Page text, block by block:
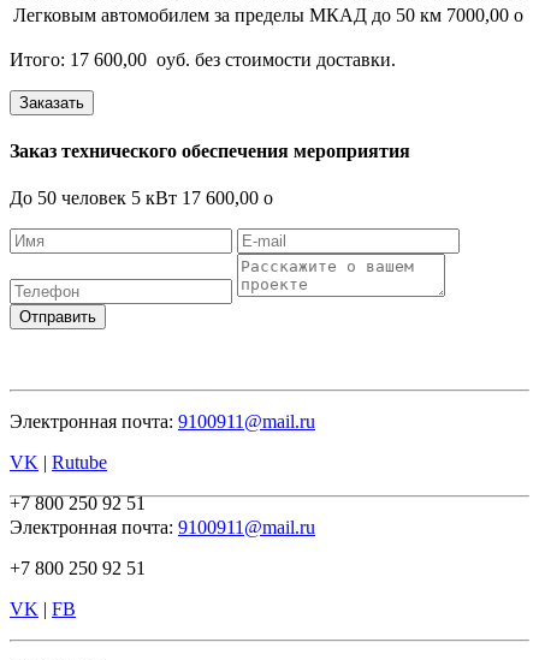
Легковым автомобилем за пределы МКАД до 50 км 7000,00 o
Итого: 17 600,00 oуб. без стоимости доставки.
Заказать
Заказ технического обеспечения мероприятия
До 50 человек 5 кВт 17 600,00 o
Отправить
Электронная почта: 9100911@mail.ru
VK | Rutube
+7 800 250 92 51
Электронная почта: 9100911@mail.ru
+7 800 250 92 51
VK | FB